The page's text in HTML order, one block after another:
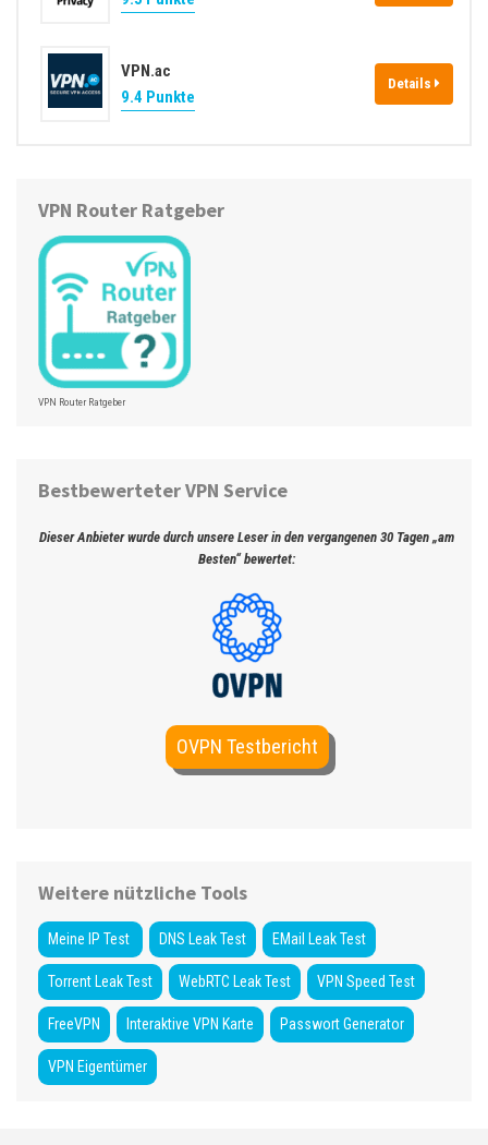
VPN.ac
9.4 Punkte
Details
VPN Router Ratgeber
VPN Router Ratgeber
Bestbewerteter VPN Service
Dieser Anbieter wurde durch unsere Leser in den vergangenen 30 Tagen „am
Besten“ bewertet:
OVPN Testbericht
Weitere nützliche Tools
Meine IP Test DNS Leak Test EMail Leak Test
Torrent Leak Test WebRTC Leak Test VPN Speed Test
FreeVPN Interaktive VPN Karte Passwort Generator
VPN Eigentümer